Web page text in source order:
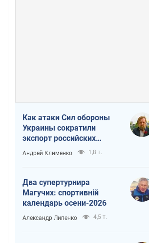
Как атаки Сил обороны
Украины сократили
экспорт российских
нефтепродуктов
Андрей Клименко 1,8 т.
Два супертурнира
Магучих: спортивній
календарь осени-2026
Александр Липенко 4,5 т.